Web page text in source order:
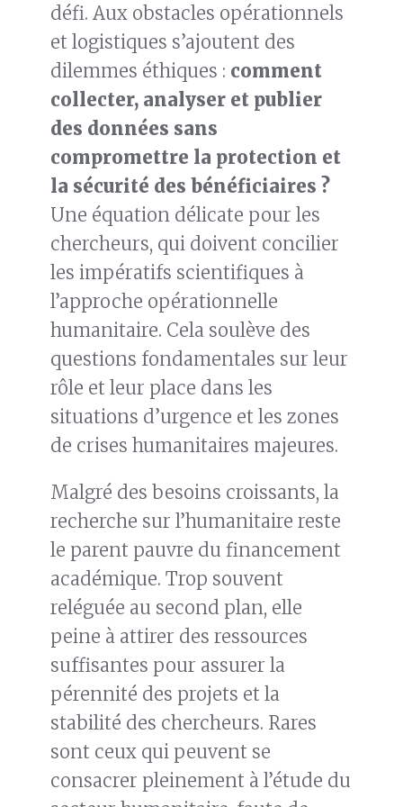
défi. Aux obstacles opérationnels
et logistiques s’ajoutent des
dilemmes éthiques : comment
collecter, analyser et publier
des données sans
compromettre la protection et
la sécurité des bénéficiaires ?
Une équation délicate pour les
chercheurs, qui doivent concilier
les impératifs scientifiques à
l’approche opérationnelle
humanitaire. Cela soulève des
questions fondamentales sur leur
rôle et leur place dans les
situations d’urgence et les zones
de crises humanitaires majeures.
Malgré des besoins croissants, la
recherche sur l’humanitaire reste
le parent pauvre du financement
académique. Trop souvent
reléguée au second plan, elle
peine à attirer des ressources
suffisantes pour assurer la
pérennité des projets et la
stabilité des chercheurs. Rares
sont ceux qui peuvent se
consacrer pleinement à l’étude du